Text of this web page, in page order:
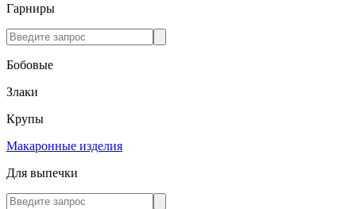
Гарниры
Бобовые
Злаки
Крупы
Макаронные изделия
Для выпечки